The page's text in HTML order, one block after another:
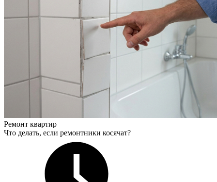
Ремонт квартир
Что делать, если ремонтники косячат?